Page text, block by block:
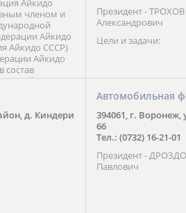
Айкидо
членом и
Айкидо
Айкидо СССР)
Айкидо
состав
Айкидо
которого
Президент -
Александрович
Цели и задачи:
д. Киндери
Автомобильная
394061, г. Воронеж,
66
Тел.: (0732) 16-21-01
Президент -
Павлович